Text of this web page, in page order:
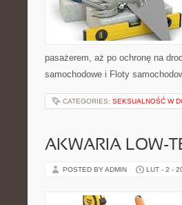
pasażerem, aż po ochronę na
samochodowe i Floty
CATEGORIES: SEKSUALNOŚĆ W
AKWARIA LOW-
POSTED BY ADMIN LUT - 2 -